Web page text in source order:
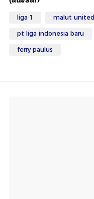
liga 1 malut united
pt liga indonesia baru
ferry paulus